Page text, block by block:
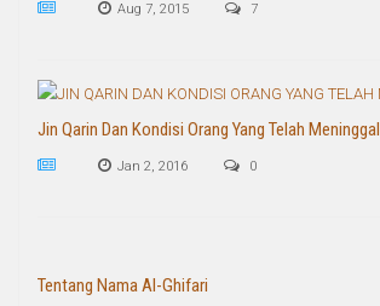
Aug 7, 2015 7
Jin Qarin Dan Kondisi Orang Yang Telah Meninggal
Jan 2, 2016 0
Tentang Nama Al-Ghifari